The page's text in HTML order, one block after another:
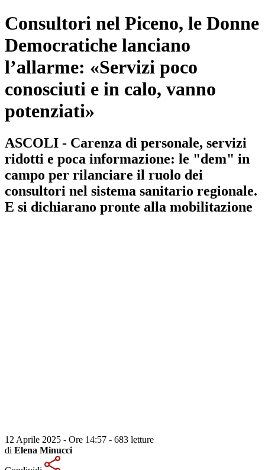
Consultori nel Piceno, le Donne
Democratiche lanciano
l’allarme: «Servizi poco
conosciuti e in calo, vanno
potenziati»
ASCOLI - Carenza di personale, servizi
ridotti e poca informazione: le "dem" in
campo per rilanciare il ruolo dei
consultori nel sistema sanitario regionale.
E si dichiarano pronte alla mobilitazione
12 Aprile 2025 - Ore 14:57 - 683 letture
di Elena Minucci